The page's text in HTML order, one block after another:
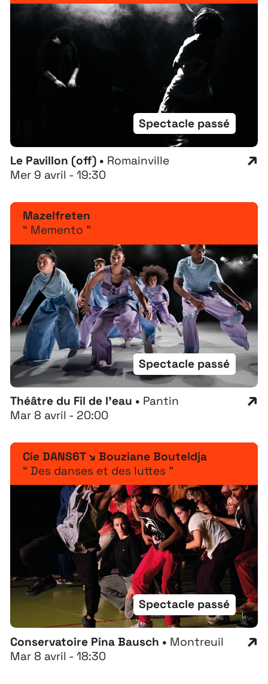
À propos
Contact
Recrutement
Le Pavillon (off) • Romainville
Mer 9 avril - 19:30
Spectacle passé
Théâtre du Fil de l'eau • Pantin
Mar 8 avril - 20:00
Spectacle passé
Mazelfreten
“ Memento ”
Conservatoire Pina Bausch • Montreuil
Mar 8 avril - 18:30
Spectacle passé
Cie DANS6T ↘ Bouziane Bouteldja
“ Des danses et des luttes ”